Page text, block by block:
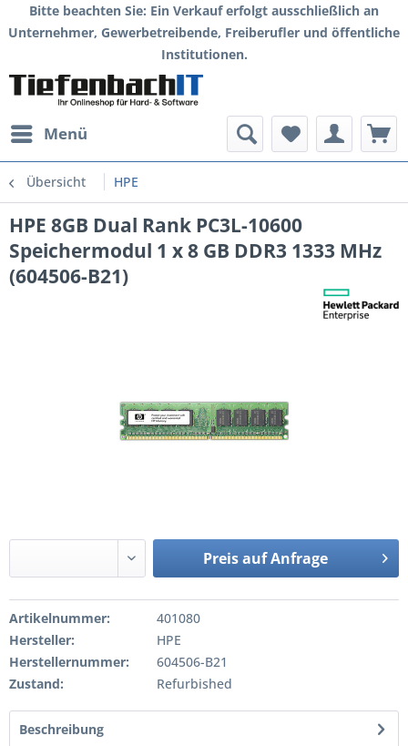
Bitte beachten Sie: Ein Verkauf erfolgt ausschließlich an
Unternehmer, Gewerbetreibende, Freiberufler und öffentliche
Institutionen.
Menü
Übersicht HPE
HPE 8GB Dual Rank PC3L-10600
Speichermodul 1 x 8 GB DDR3 1333 MHz
(604506-B21)
Preis auf Anfrage
Artikelnummer:
401080
Hersteller:
HPE
Herstellernummer:
604506-B21
Zustand:
Refurbished
Beschreibung